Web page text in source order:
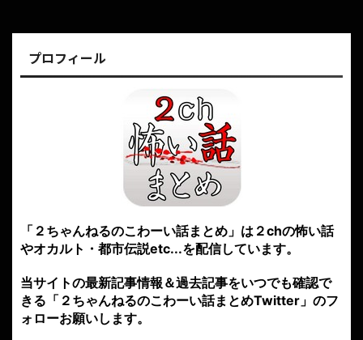
プロフィール
「２ちゃんねるのこわーい話まとめ」は２chの怖い話
やオカルト・都市伝説etc...を配信しています。
当サイトの最新記事情報＆過去記事をいつでも確認で
きる「２ちゃんねるのこわーい話まとめTwitter」のフ
ォローお願いします。